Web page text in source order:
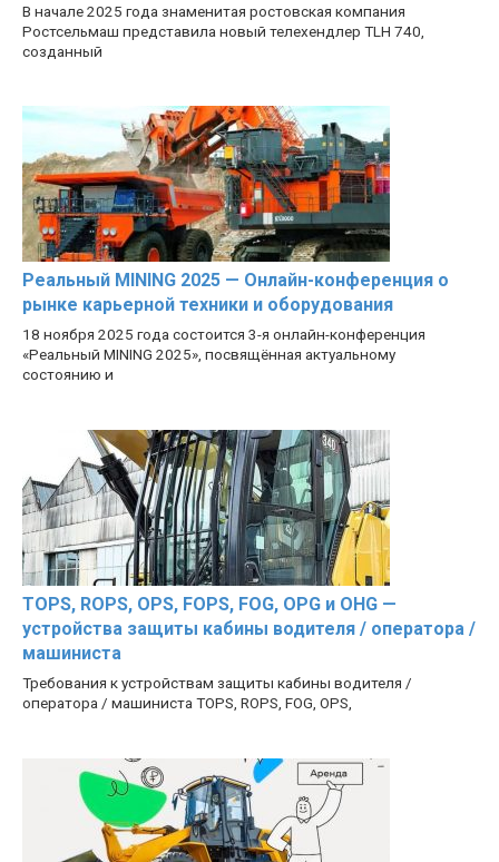
В начале 2025 года знаменитая ростовская компания
Ростсельмаш представила новый телехендлер TLH 740,
созданный
Реальный MINING 2025 — Онлайн-конференция о
рынке карьерной техники и оборудования
18 ноября 2025 года состоится 3-я онлайн-конференция
«Реальный MINING 2025», посвящённая актуальному
состоянию и
TOPS, ROPS, OPS, FOPS, FOG, OPG и OHG —
устройства защиты кабины водителя / оператора /
машиниста
Требования к устройствам защиты кабины водителя /
оператора / машиниста TOPS, ROPS, FOG, OPS,